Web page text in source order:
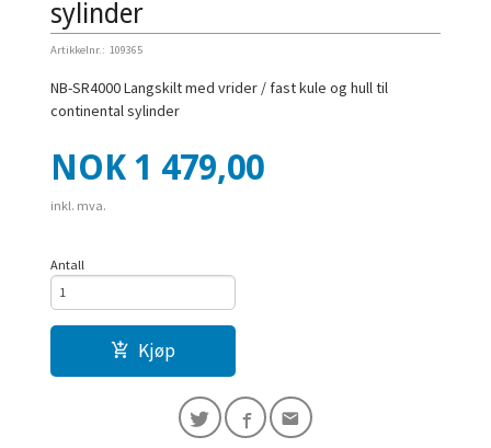
sylinder
Artikkelnr.: 109365
NB-SR4000 Langskilt med vrider / fast kule og hull til
continental sylinder
Pris
NOK 1 479,00
inkl. mva.
Antall
Kjøp